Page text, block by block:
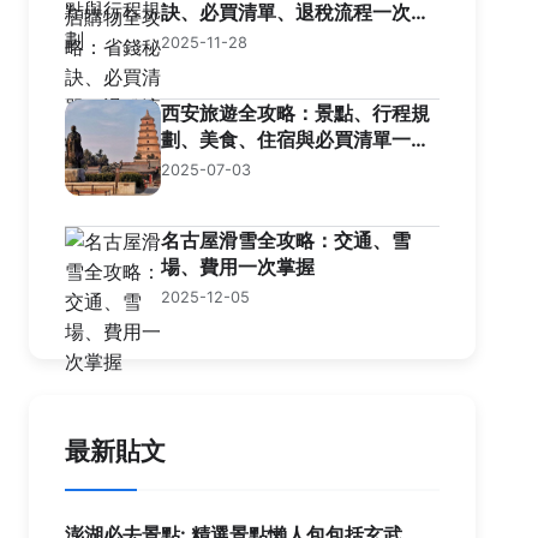
訣、必買清單、退稅流程一次看
懂
2025-11-28
西安旅遊全攻略：景點、行程規
劃、美食、住宿與必買清單一網
打盡！
2025-07-03
名古屋滑雪全攻略：交通、雪
場、費用一次掌握
2025-12-05
最新貼文